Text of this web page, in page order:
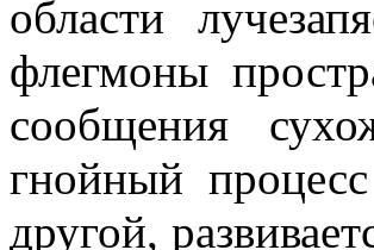
области
флегмоны
сообщения
гнойный
другой,